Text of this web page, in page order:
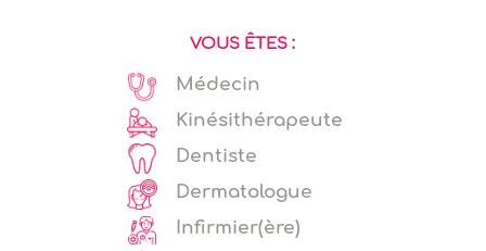
VOUS ÊTES :
Médecin
Kinésithérapeute
Dentiste
Dermatologue
Infirmier(ère)